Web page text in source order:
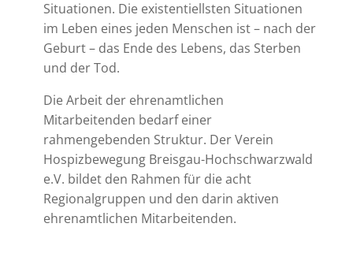
Situationen. Die existentiellsten Situationen
im Leben eines jeden Menschen ist – nach der
Geburt – das Ende des Lebens, das Sterben
und der Tod.
Die Arbeit der ehrenamtlichen
Mitarbeitenden bedarf einer
rahmengebenden Struktur. Der Verein
Hospizbewegung Breisgau-Hochschwarzwald
e.V. bildet den Rahmen für die acht
Regionalgruppen und den darin aktiven
ehrenamtlichen Mitarbeitenden.